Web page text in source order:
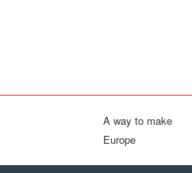
A way to make
Europe